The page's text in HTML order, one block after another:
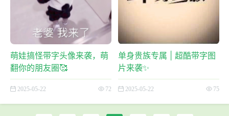
萌娃搞怪带字头像来袭，萌
翻你的朋友圈🥰
2025-05-22 72
单身贵族专属 | 超酷带字图
片来袭✨
2025-05-22 75